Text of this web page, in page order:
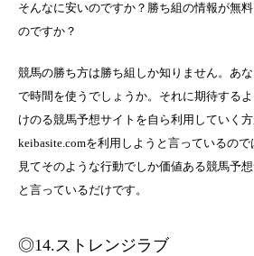
そんなに安いのですか？勝ち組の情報が無
のですか？
競馬の勝ち方は勝ち組しか知りません。あ
で時間を使うでしょうか。それに期待する
けのる競馬予想サイトを自ら利用していく
keibasite.comを利用しようと言っているの
見てそのような行動でしか価値ある競馬予
と言っているだけです。
◎14.ストレンジラブ